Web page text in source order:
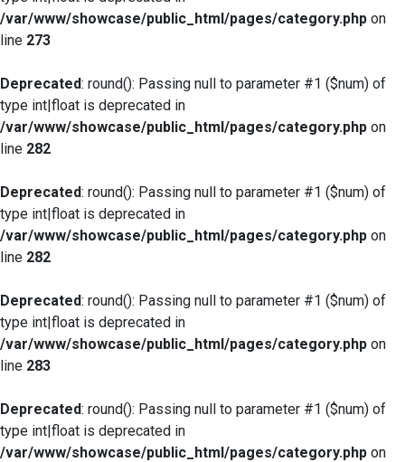
/var/www/showcase/public_html/pages/category.php on
line 273
Deprecated: round(): Passing null to parameter #1 ($num) of
type int|float is deprecated in
/var/www/showcase/public_html/pages/category.php on
line 282
Deprecated: round(): Passing null to parameter #1 ($num) of
type int|float is deprecated in
/var/www/showcase/public_html/pages/category.php on
line 282
Deprecated: round(): Passing null to parameter #1 ($num) of
type int|float is deprecated in
/var/www/showcase/public_html/pages/category.php on
line 283
Deprecated: round(): Passing null to parameter #1 ($num) of
type int|float is deprecated in
/var/www/showcase/public_html/pages/category.php on